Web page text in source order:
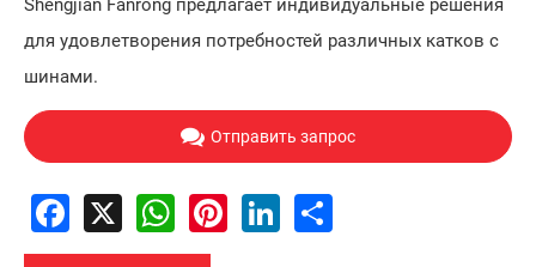
Shengjian Fanrong предлагает индивидуальные решения
для удовлетворения потребностей различных катков с
шинами.
Отправить запрос
Facebook
X WhatsAppPinterestLinkedInShare